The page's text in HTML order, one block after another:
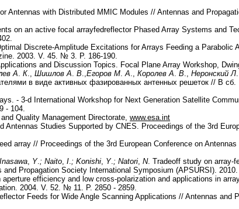
Antennas with Distributed MMIC Modules // Antennas and
on an active focal arrayfedreflector Phased Array Systems and
Discrete-Amplitude Excitations for Arrays Feeding a Parabolic
2003. V. 45. № 3. P. 186-190.
and Discussion Topics. Focal Plane Array Workshop,
А. К., Шишлов А. В.,Егоров М.А., Королев А. В., Неронский Л.
в виде активных фазированных антенных решеток // В сб.
- 3-d International Workshop for Next Generation Satellite
- 104.
Quality Management Directorate, www.esa.int
Antennas Studies Supported by CNES. Proceedings of the 3rd
array // Proceedings of the 3rd European Conference on Antennas
, Y.; Naito, I.; Konishi, Y.; Natori, N. Tradeoff study on array-
Propagation Society International Symposium (APSURSI). 2010.
aperture efficiency and low cross-polarization and applications in
2004. V. 52. № 11. P. 2850 - 2859.
Feeds for Wide Angle Scanning Applications // Antennas and